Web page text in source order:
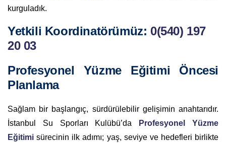
kurguladık.
Yetkili Koordinatörümüz: 0(540) 197
20 03
Profesyonel Yüzme Eğitimi Öncesi
Planlama
Sağlam bir başlangıç, sürdürülebilir gelişimin anahtarıdır.
İstanbul Su Sporları Kulübü’da
Profesyonel Yüzme
Eğitimi sürecinin ilk adımı; yaş, seviye ve hedefleri birlikte